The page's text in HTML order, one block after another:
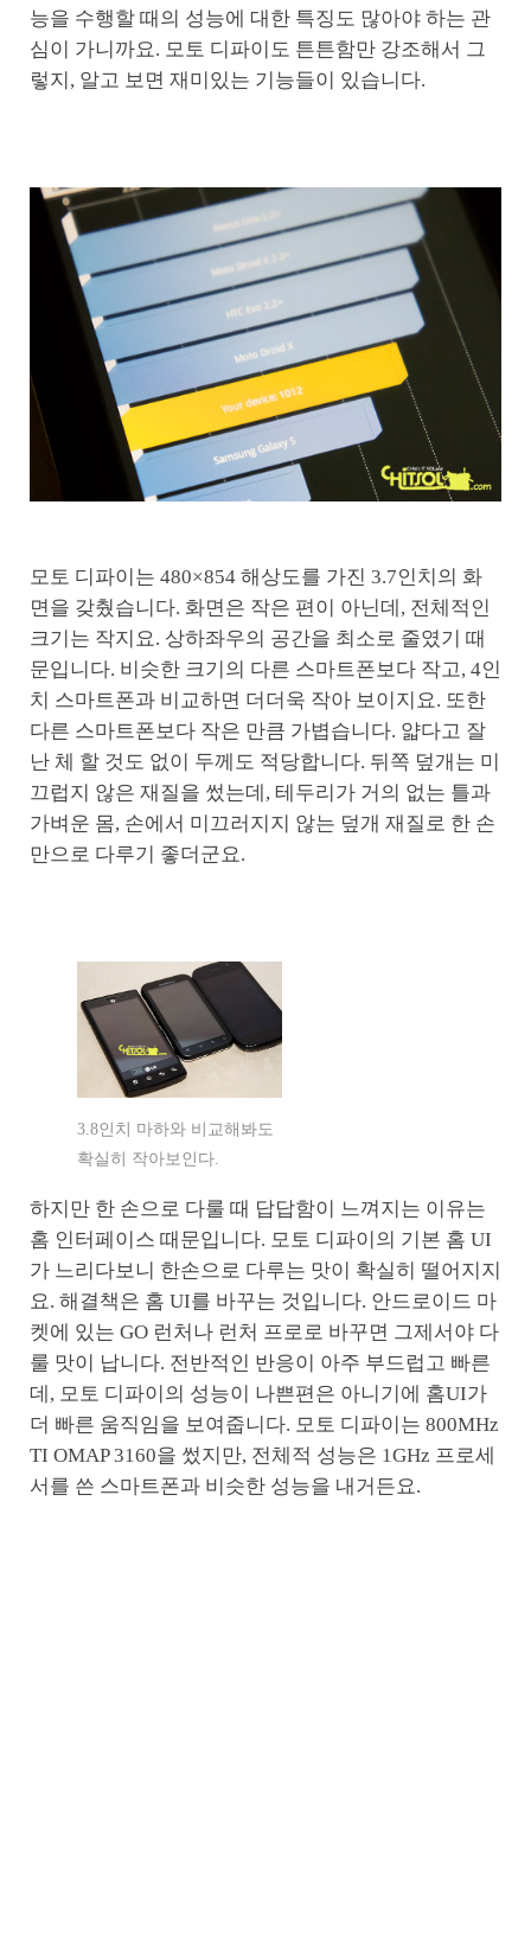
능을 수행할 때의 성능에 대한 특징도 많아야 하는 관
심이 가니까요. 모토 디파이도 튼튼함만 강조해서 그
렇지, 알고 보면 재미있는 기능들이 있습니다.
모토 디파이는 480×854 해상도를 가진 3.7인치의 화
면을 갖췄습니다. 화면은 작은 편이 아닌데, 전체적인
크기는 작지요. 상하좌우의 공간을 최소로 줄였기 때
문입니다. 비슷한 크기의 다른 스마트폰보다 작고, 4인
치 스마트폰과 비교하면 더더욱 작아 보이지요. 또한
다른 스마트폰보다 작은 만큼 가볍습니다. 얇다고 잘
난 체 할 것도 없이 두께도 적당합니다. 뒤쪽 덮개는 미
끄럽지 않은 재질을 썼는데, 테두리가 거의 없는 틀과
가벼운 몸, 손에서 미끄러지지 않는 덮개 재질로 한 손
만으로 다루기 좋더군요.
3.8인치 마하와 비교해봐도
확실히 작아보인다.
하지만 한 손으로 다룰 때 답답함이 느껴지는 이유는
홈 인터페이스 때문입니다. 모토 디파이의 기본 홈 UI
가 느리다보니 한손으로 다루는 맛이 확실히 떨어지지
요. 해결책은 홈 UI를 바꾸는 것입니다. 안드로이드 마
켓에 있는 GO 런처나 런처 프로로 바꾸면 그제서야 다
룰 맛이 납니다. 전반적인 반응이 아주 부드럽고 빠른
데, 모토 디파이의 성능이 나쁜편은 아니기에 홈UI가
더 빠른 움직임을 보여줍니다. 모토 디파이는 800MHz
TI OMAP 3160을 썼지만, 전체적 성능은 1GHz 프로세
서를 쓴 스마트폰과 비슷한 성능을 내거든요.